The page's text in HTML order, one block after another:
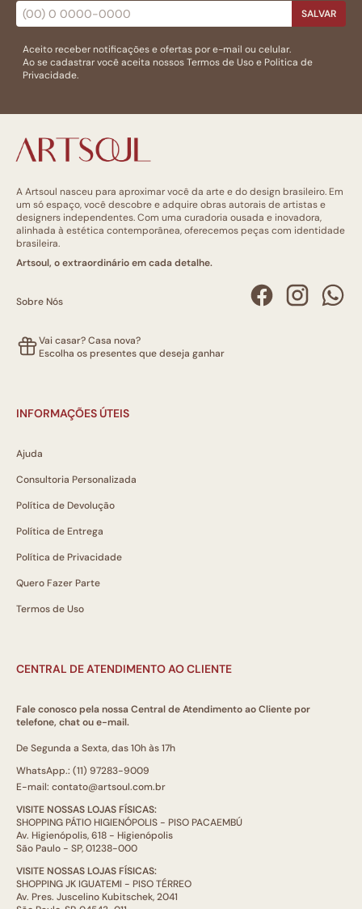
SALVAR
Aceito receber notificações e ofertas por e-mail ou celular.
Ao se cadastrar você aceita nossosTermos de Usoe Politica de
Privacidade.
A Artsoul nasceu para aproximar você da arte e do design brasileiro. Em
um só espaço, você descobre e adquire obras autorais de artistas e
designers independentes. Com uma curadoria ousada e inovadora,
alinhada à estética contemporânea, oferecemos peças com identidade
brasileira.
Artsoul, o extraordinário em cada detalhe.
Sobre Nós
Vai casar? Casa nova?
Escolha os presentes que deseja ganhar
INFORMAÇÕES ÚTEIS
Ajuda
Consultoria Personalizada
Política de Devolução
Política de Entrega
Política de Privacidade
Quero Fazer Parte
Termos de Uso
CENTRAL DE ATENDIMENTO AO CLIENTE
Fale conosco pela nossa Central de Atendimento ao Cliente por
telefone, chat ou e-mail.
De Segunda a Sexta, das 10h às 17h
WhatsApp.: (11) 97283-9009
E-mail: contato@artsoul.com.br
VISITE NOSSAS LOJAS FÍSICAS:
SHOPPING PÁTIO HIGIENÓPOLIS - PISO PACAEMBÚ
Av. Higienópolis, 618 - Higienópolis
São Paulo - SP, 01238-000
VISITE NOSSAS LOJAS FÍSICAS:
SHOPPING JK IGUATEMI - PISO TÉRREO
Av. Pres. Juscelino Kubitschek, 2041